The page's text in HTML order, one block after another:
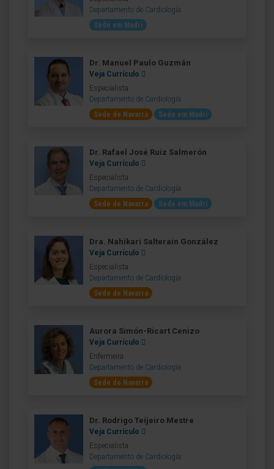
Departamento de Cardiología
Sede em Madri
Dr. Manuel Paulo Guzmán
Veja Currículo
Especialista
Departamento de Cardiología
Sede de Navarra
Sede em Madri
Dr. Rafael José Ruiz Salmerón
Veja Currículo
Especialista
Departamento de Cardiología
Sede de Navarra
Sede em Madri
Dra. Nahikari Salterain González
Veja Currículo
Especialista
Departamento de Cardiología
Sede de Navarra
Aurora Simón-Ricart Cenizo
Veja Currículo
Enfermeira
Departamento de Cardiología
Sede de Navarra
Dr. Rodrigo Teijeiro Mestre
Veja Currículo
Especialista
Departamento de Cardiología